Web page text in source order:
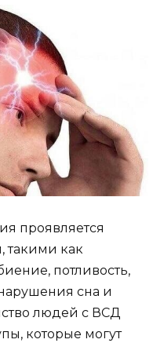
проявляется
такими как
потливость,
сна и
людей с ВСД
которые могут